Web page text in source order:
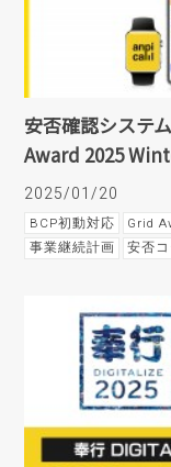
安否確認システ
Award 2025
2025/01/20
BCP初動対応 Grid
事業継続計画
安否